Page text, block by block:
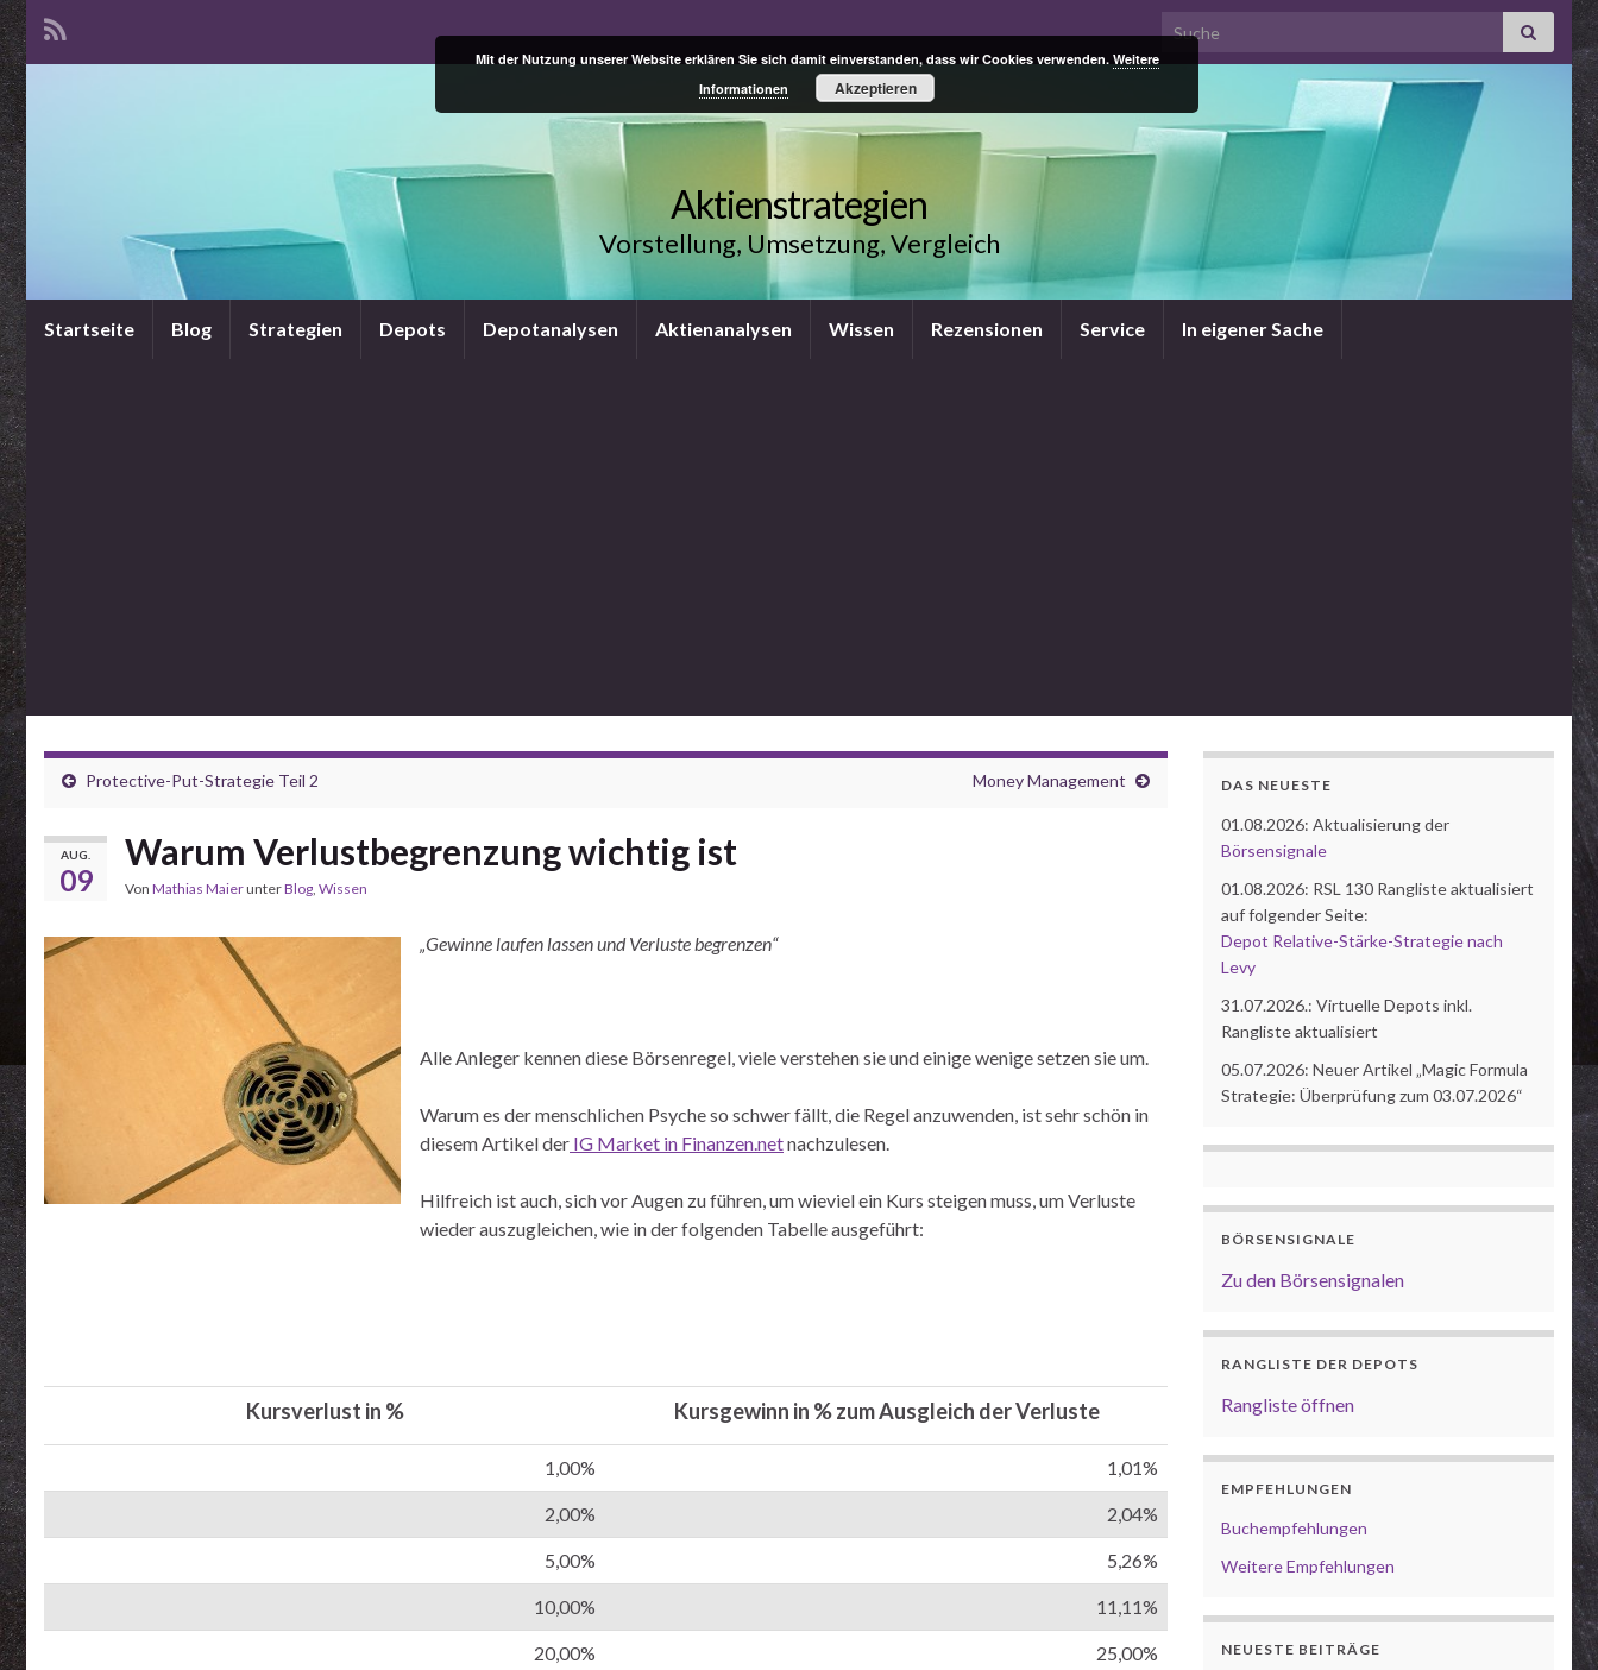
Search for:
Aktienstrategien
Vorstellung, Umsetzung, Vergleich
Startseite Blog Strategien Depots Depotanalysen Aktienanalysen Wissen Rezensionen Service In eigener Sache
Protective-Put-Strategie Teil 2 Money Management
AUG.
09
Warum Verlustbegrenzung wichtig ist
Von Mathias MaierunterBlog, Wissen
„Gewinne laufen lassen und Verluste begrenzen“
Alle Anleger kennen diese Börsenregel, viele verstehen sie und einige wenige setzen sie um.
Warum es der menschlichen Psyche so schwer fällt, die Regel anzuwenden, ist sehr schön in
diesem Artikel der IG Market in Finanzen.netnachzulesen.
Hilfreich ist auch, sich vor Augen zu führen, um wieviel ein Kurs steigen muss, um Verluste
wieder auszugleichen, wie in der folgenden Tabelle ausgeführt:
Kursverlust in % Kursgewinn in % zum Ausgleich der Verluste
1,00% 1,01%
2,00% 2,04%
5,00% 5,26%
10,00% 11,11%
20,00% 25,00%
DAS NEUESTE
01.08.2026: Aktualisierung der
Börsensignale
01.08.2026: RSL 130 Rangliste aktualisiert
auf folgender Seite:
Depot Relative-Stärke-Strategie nach
Levy
31.07.2026.: Virtuelle Depots inkl.
Rangliste aktualisiert
05.07.2026: Neuer Artikel „Magic Formula
Strategie: Überprüfung zum 03.07.2026“
BÖRSENSIGNALE
Zu den Börsensignalen
RANGLISTE DER DEPOTS
Rangliste öffnen
EMPFEHLUNGEN
Buchempfehlungen
Weitere Empfehlungen
NEUESTE BEITRÄGE
Mit der Nutzung unserer Website erklären Sie sich damit einverstanden, dass wir Cookies verwenden. Weitere
Informationen
Akzeptieren